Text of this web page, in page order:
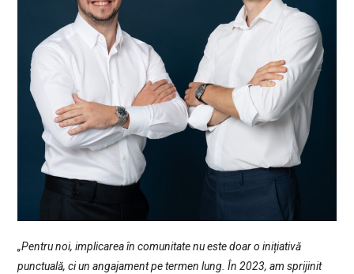
„Pentru noi, implicarea în comunitate nu este doar o inițiativă
punctuală, ci un angajament pe termen lung. În 2023, am sprijinit